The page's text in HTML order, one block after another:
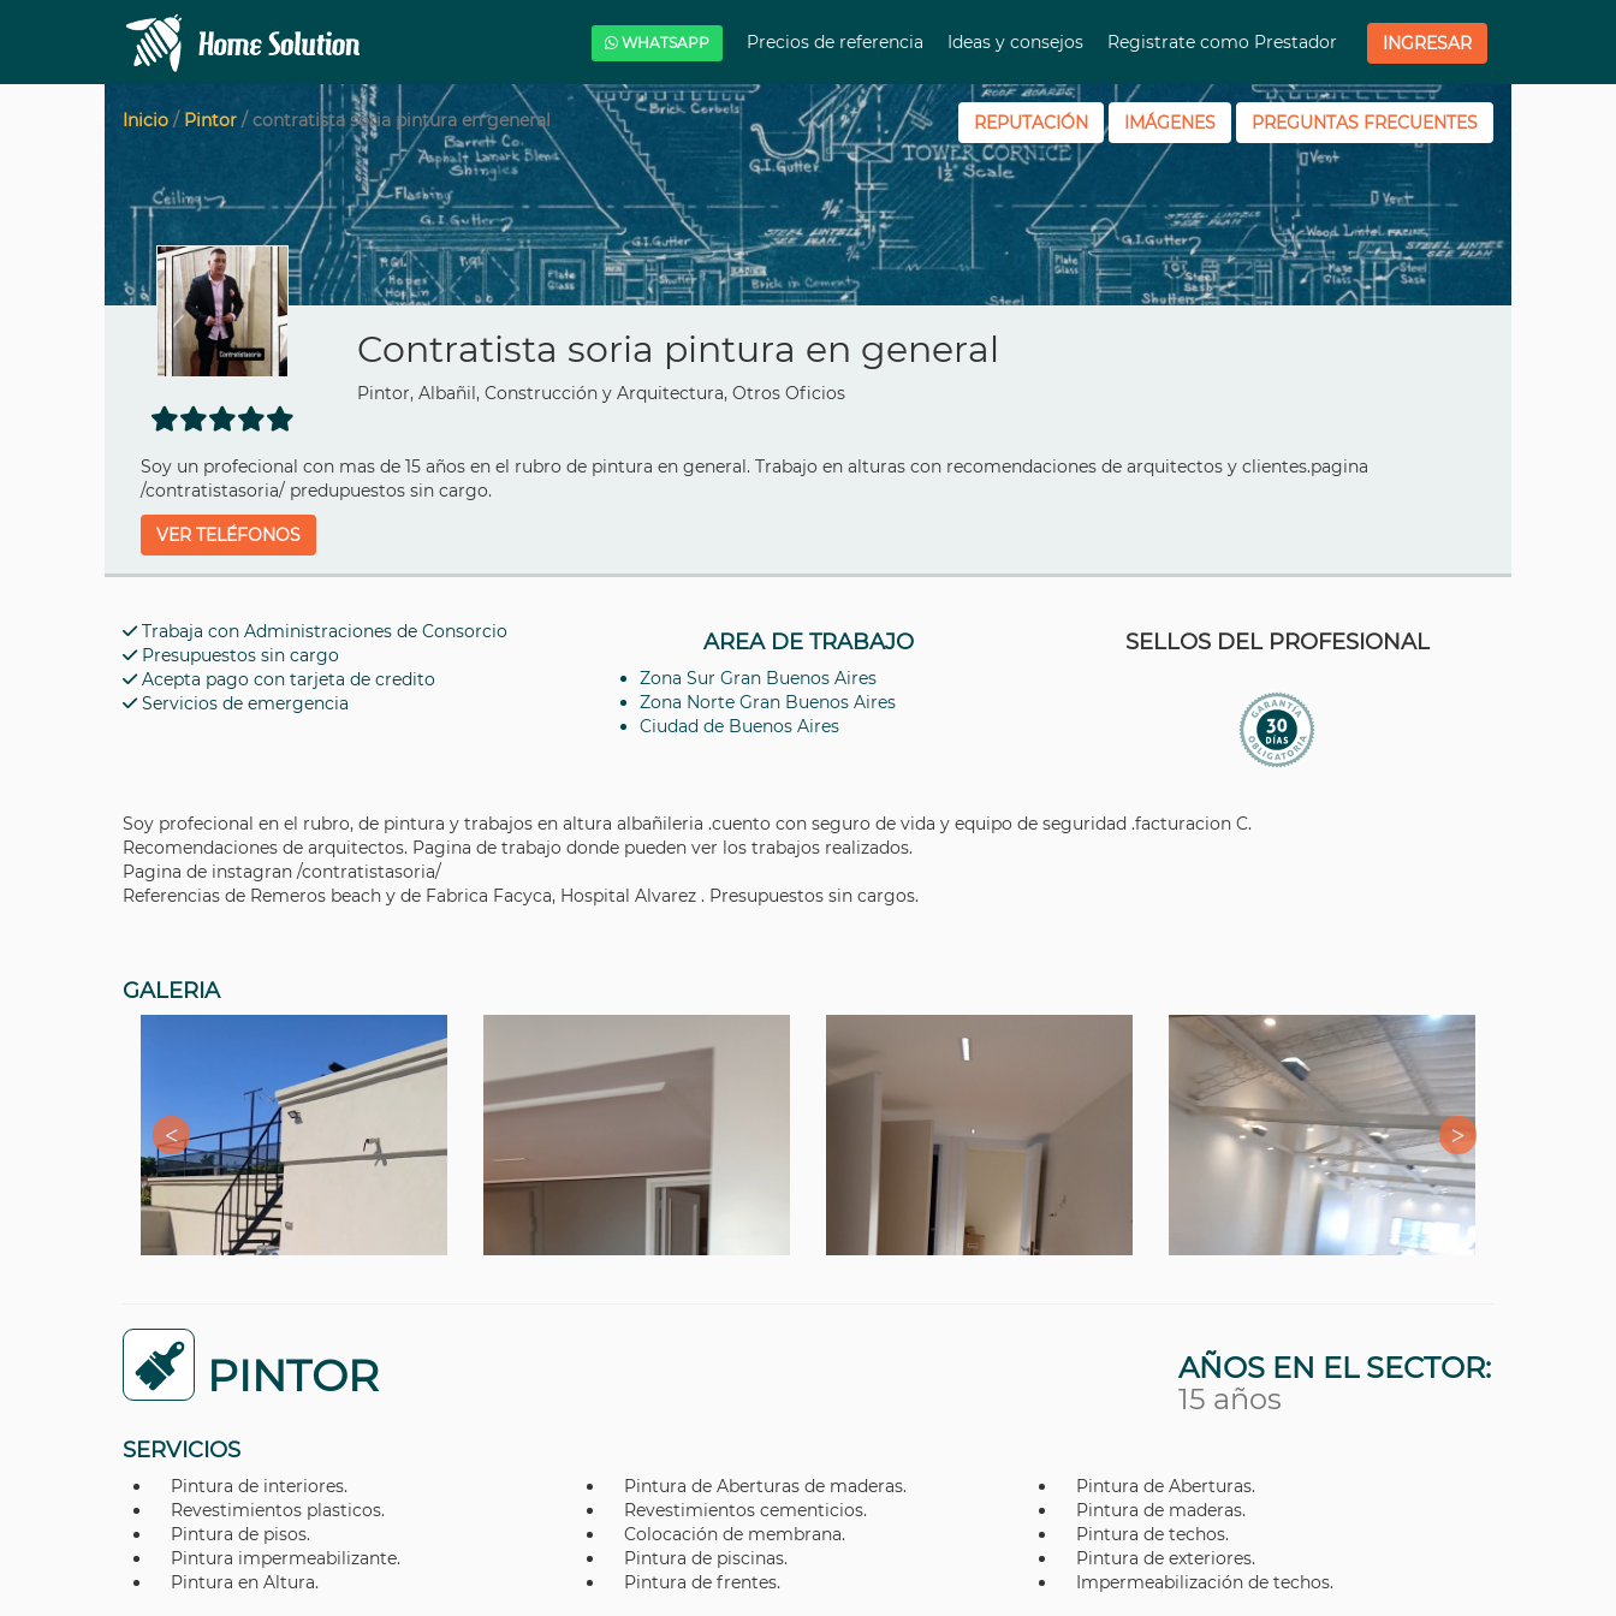
WHATSAPP Precios de referencia Ideas y consejos Registrate como Prestador INGRESAR
Inicio / Pintor / contratista soria pintura en general REPUTACIÓN IMÁGENES PREGUNTAS FRECUENTES
Contratista soria pintura en general
Pintor, Albañil, Construcción y Arquitectura, Otros Oficios
Soy un profecional con mas de 15 años en el rubro de pintura en general. Trabajo en alturas con recomendaciones de arquitectos y clientes.pagina
/contratistasoria/ predupuestos sin cargo.
VER TELÉFONOS
Trabaja con Administraciones de Consorcio
Presupuestos sin cargo
Acepta pago con tarjeta de credito
Servicios de emergencia
AREA DE TRABAJO
Zona Sur Gran Buenos Aires
Zona Norte Gran Buenos Aires
Ciudad de Buenos Aires
SELLOS DEL PROFESIONAL
Soy profecional en el rubro, de pintura y trabajos en altura albañileria .cuento con seguro de vida y equipo de seguridad .facturacion C.
Recomendaciones de arquitectos. Pagina de trabajo donde pueden ver los trabajos realizados.
Pagina de instagran /contratistasoria/
Referencias de Remeros beach y de Fabrica Facyca, Hospital Alvarez . Presupuestos sin cargos.
GALERIA
PINTOR
AÑOS EN EL SECTOR:
15 años
SERVICIOS
Pintura de interiores. Pintura de Aberturas de maderas.
Pintura de Aberturas.
Revestimientos plasticos.
Revestimientos cementicios.
Pintura de maderas.
Pintura de pisos.
Colocación de membrana.
Pintura de techos.
Pintura impermeabilizante.
Pintura de piscinas.
Pintura de exteriores.
Pintura en Altura.
Pintura de frentes. Impermeabilización de techos.